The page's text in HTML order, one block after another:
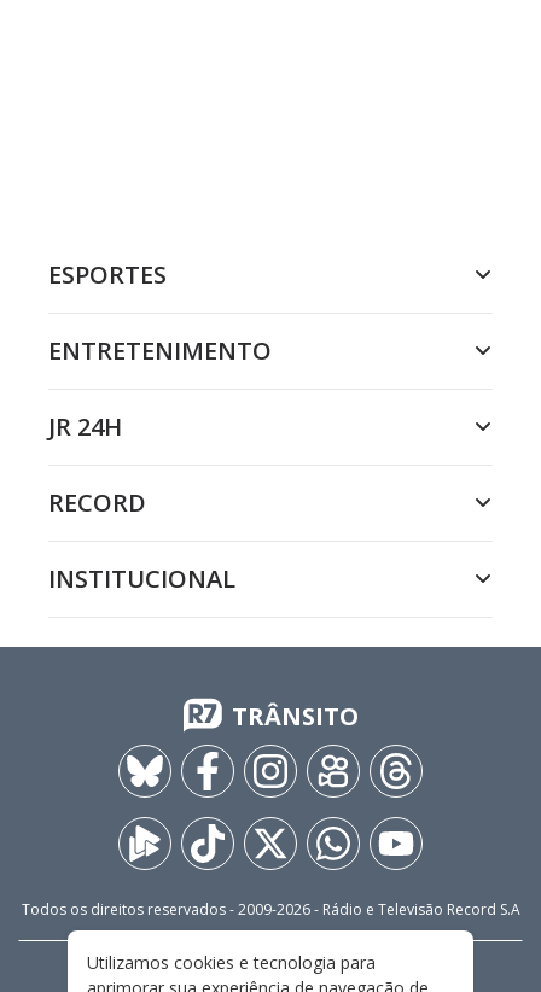
ESPORTES
ENTRETENIMENTO
JR 24H
RECORD
INSTITUCIONAL
TRÂNSITO
Todos os direitos reservados - 2009-2026- Rádio e Televisão Record S.A
FALE CONOSCO PRIVACIDADE
Utilizamos cookies e tecnologia para